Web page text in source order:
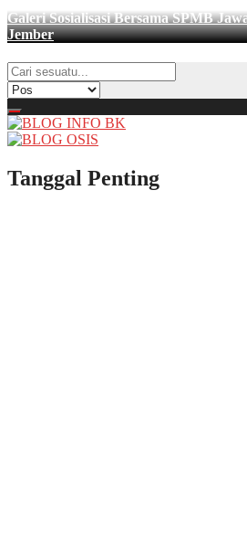
Galeri Sosialisasi Bersama SPMB
Jember
Tanggal Penting